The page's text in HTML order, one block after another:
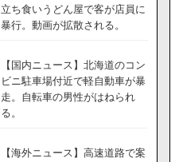
立ち食いうどん屋で客が店員に
暴行。動画が拡散される。
【国内ニュース】北海道のコン
ビニ駐車場付近で軽自動車が暴
走。自転車の男性がはねられ
る。
【海外ニュース】高速道路で案